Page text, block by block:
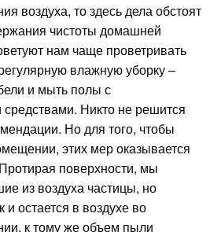
воздуха, то здесь дела обстоят
чистоты домашней
нам чаще проветривать
влажную уборку –
и мыть полы с
Никто не решится
Но для того, чтобы
этих мер оказывается
поверхности, мы
из воздуха частицы, но
и остается в воздухе во
к тому же объем пыли